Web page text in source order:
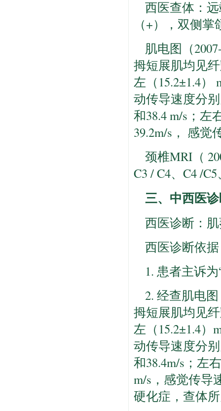
西医查体：
（+），双侧
肌电图（
拇短展肌均见
左（15.2±1.4
动传导速度分别
和38.4 m/s；左
39.2m/s， 感觉
颈椎MRI（
C3 / C4、C4 /
三、中西医
西医诊断：
西医诊断依
1. 患者主诉
2. 经查肌电
拇短展肌均见
左（15.2±1.4
动传导速度分别
和38.4m/s；左
m/s，感觉传导
硬化症，查体